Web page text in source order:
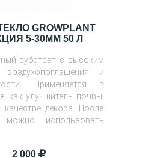
GROWPLANT
5-30ММ 50 Л
субстрат с высоким
воздухопоглащения и
Применяется в
как улучшитель почвы,
декора. После
можно использовать
2 000